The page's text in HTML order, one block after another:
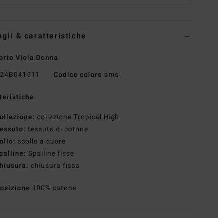
& caratteristiche
Viola Donna
24B041511 Codice colore ams
collezione Tropical High
tessuto di cotone
scollo a cuore
Spalline fisse
chiusura fissa
100% cotone